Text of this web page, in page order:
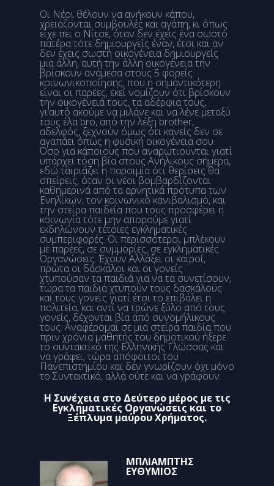
Οι Νέοι θέλουν να ανήκουν κάπου,
χρειάζονται συμβουλές και αγάπη, κι όπως
είχε πει ο Νίτσε, όταν δεν έχεις ένα σωστό
πατέρα τότε δημιουργείς έναν, έτσι και αν
δεν έχεις σωστή οικογένεια δημιουργείς
μια άλλη, αυτή την άλλη οικογένεια την
βρίσκουν ανάμεσα στους 5 φορείς
κοινωνικοποίησης, που η σημαντικότερη
είναι οι παρέες, εκεί νομίζουν ότι βρίσκουν
την οικογένειά τους, τα αδέρφια τους,
γι’αυτό ακούμε να μιλάνε και να λένε μεταξύ
τους έλα bro, από την λέξη brother,
αδελφός, ξεχνούν όμως ότι κανείς δεν σε
αγαπάει όπως η φυσική οικογένεια σου.
Όσο για κάποιους που αναρωτιούνται γιατί
υπάρχει τόση βία στους Ανήλικους σήμερα,
εδώ ταιριάζει η παροιμία ότι θερίσεις θα
σπείρεις, όταν οι νέοι βομβαρδίζονται
καθημερινά από τα αρνητικά πρότυπα των
Ενηλίκων, τον κοινωνικό κανιβαλισμό, και
την στείρα παιδεία που τους προσφέρει η
κοινωνία τότε μην απορούμε γιατί
εκδηλώνουν τέτοιες εγκληματικές
συμπεριφορές. Οι περισσότεροι μπλέκουν
με παρέες, σε συμμορίες, σε εγκληματικές
Οργανώσεις. Έχουν Αλλάξει οι καιροί,
πρώτα οι δάσκαλοι και οι γονείς
χτυπούσαν τα παιδιά για να τα συνετίσουν,
τώρα τα παιδιά χτυπούν τους δασκάλους
και τους γονείς γιατί έτσι το επιβάλει η
πολιτεία, και αντί να τρώνε ξύλο από τους
γονείς, δέχονται βία από συνομήλικους
τους. Αναφέρομαι σε μια στείρα παιδία που
πριν χρόνια μαθητής του δημοτικού ήξερε
το συντακτικό της Ελληνικής Γλώσσας και
να γράφει, τώρα απόφοιτοι του
Πανεπιστημίου και δεν γνωρίζουν όχι μόνο
το Συντακτικό, αλλά ούτε και να γράφουν.
Η Συνέχεια στο Δεύτερο μέρος με τις
Εγκληματικές Οργανώσεις και το
Ξέπλυμα μαύρου Χρήματος.
ΜΠΛΙΑΜΠΤΗΣ
ΕΥΘΥΜΙΟΣ